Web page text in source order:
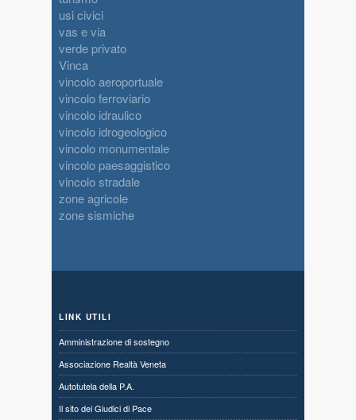
usi civici
vas e via
verde privato
Vinca
vincolo aeroportuale
vincolo ferroviario
vincolo idraulico
vincolo idrogeologico
vincolo monumentale
vincolo paesaggistico
vincolo stradale
zone agricole
zone sismiche
LINK UTILI
Amministrazione di sostegno
Associazione Realtà Veneta
Autotutela della P.A.
Il sito dei Giudici di Pace